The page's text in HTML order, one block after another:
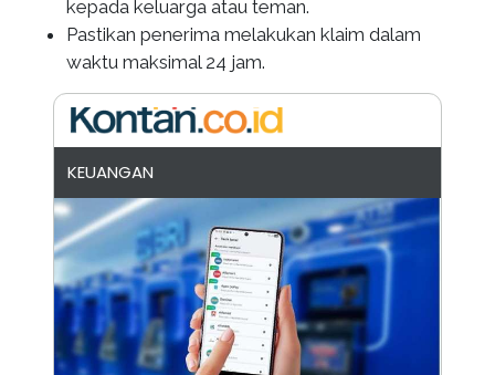
kepada keluarga atau teman.
Pastikan penerima melakukan klaim dalam
waktu maksimal 24 jam.
KEUANGAN